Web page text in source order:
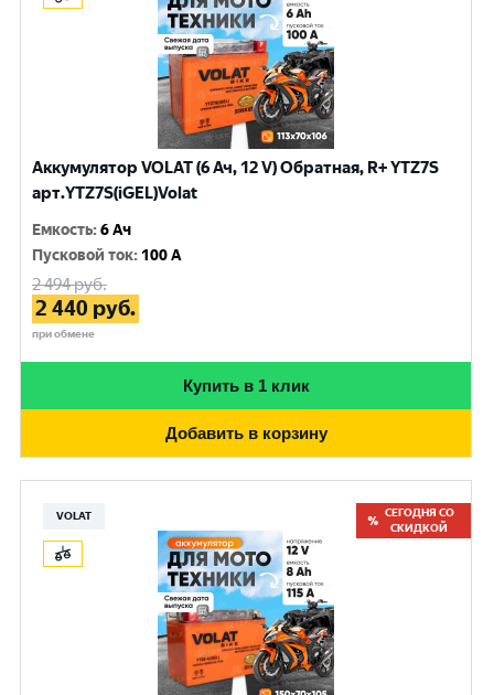
Аккумулятор VOLAT (6 Ач, 12 V) Обратная, R+ YTZ7S
арт.YTZ7S(iGEL)Volat
Емкость:6 Ач
Пусковой ток: 100 A
2 494руб.
2 440 руб.
при обмене
Купить в 1 клик
Добавить в корзину
VOLAT
СЕГОДНЯ СО
СКИДКОЙ